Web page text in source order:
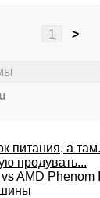
1
>
питания, а
продувать...
AMD Phenom